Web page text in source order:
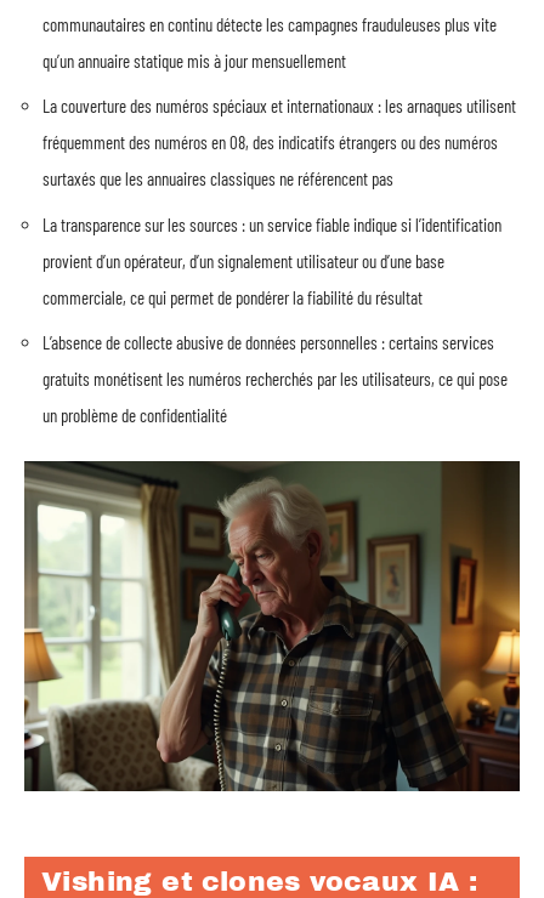
communautaires en continu détecte les campagnes frauduleuses plus vite
qu’un annuaire statique mis à jour mensuellement
La couverture des numéros spéciaux et internationaux : les arnaques utilisent
fréquemment des numéros en 08, des indicatifs étrangers ou des numéros
surtaxés que les annuaires classiques ne référencent pas
La transparence sur les sources : un service fiable indique si l’identification
provient d’un opérateur, d’un signalement utilisateur ou d’une base
commerciale, ce qui permet de pondérer la fiabilité du résultat
L’absence de collecte abusive de données personnelles : certains services
gratuits monétisent les numéros recherchés par les utilisateurs, ce qui pose
un problème de confidentialité
Vishing et clones vocaux IA :